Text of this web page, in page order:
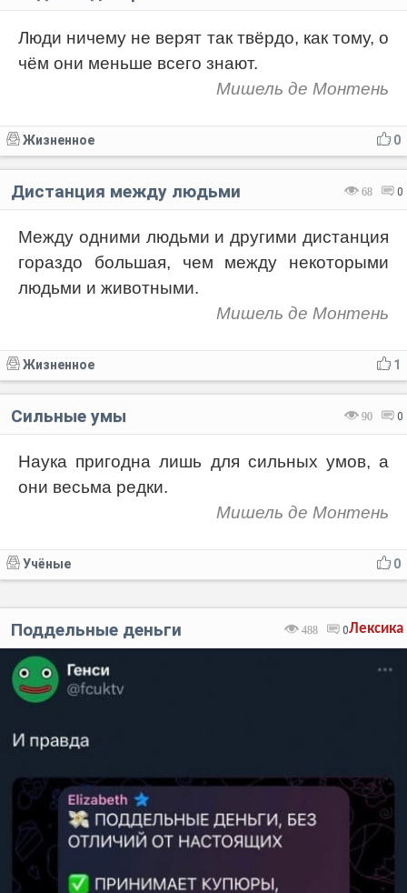
Люди ничему не верят так твёрдо, как тому, о
чём они меньше всего знают.
Мишель де Монтень
0
Жизненное
68 0
Дистанция между людьми
Между одними людьми и другими дистанция
гораздо большая, чем между некоторыми
людьми и животными.
Мишель де Монтень
1
Жизненное
90 0
Сильные умы
Наука пригодна лишь для сильных умов, а
они весьма редки.
Мишель де Монтень
0
Учёные
Лексика
488 0
Поддельные деньги